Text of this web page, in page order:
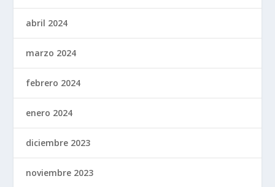
abril 2024
marzo 2024
febrero 2024
enero 2024
diciembre 2023
noviembre 2023